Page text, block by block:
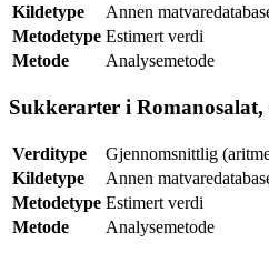
Kildetype
Annen
Metodetype Estimert verdi
Metode
Analysemetode
Sukkerarter i Romanosalat,
Verditype
Gjennomsnittlig
Kildetype
Annen
Metodetype Estimert verdi
Metode
Analysemetode